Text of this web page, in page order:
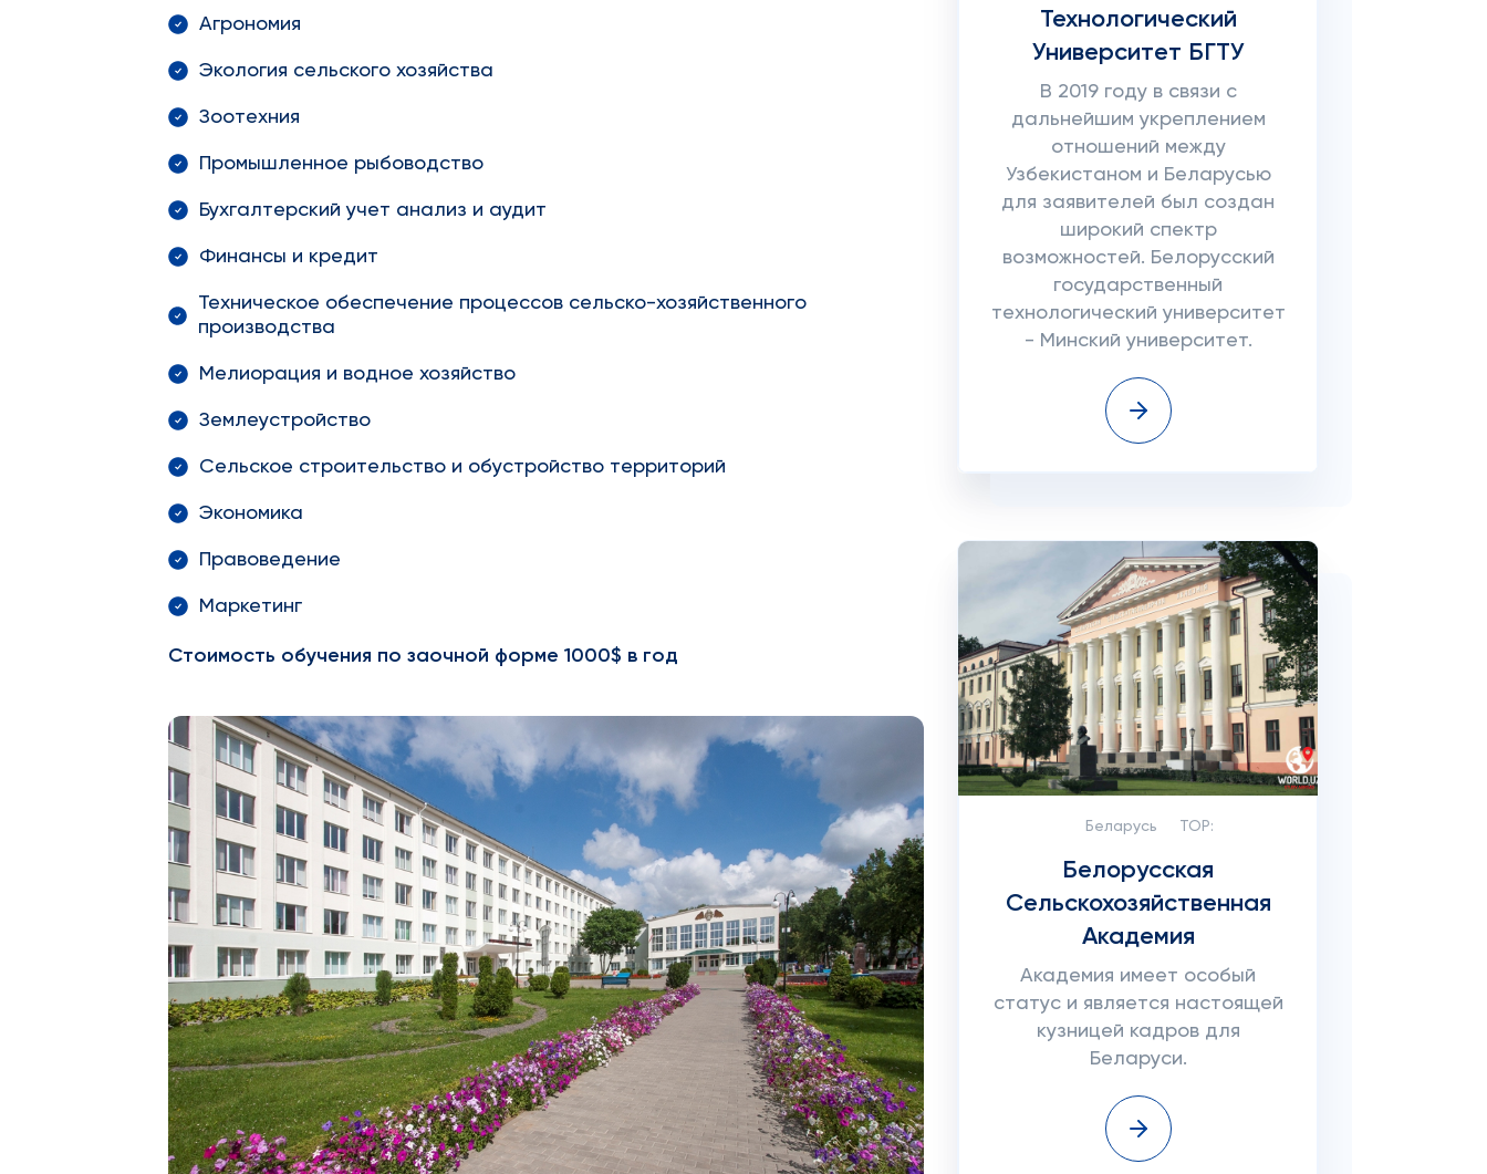
Агрономия
Экология сельского хозяйства
Зоотехния
Промышленное рыбоводство
Бухгалтерский учет анализ и аудит
Финансы и кредит
Техническое обеспечение процессов сельско-хозяйственного
производства
Мелиорация и водное хозяйство
Землеустройство
Сельское строительство и обустройство территорий
Экономика
Правоведение
Маркетинг
Стоимость обучения по заочной форме 1000$ в год
Технологический
Университет БГТУ
В 2019 году в связи с
дальнейшим укреплением
отношений между
Узбекистаном и Беларусью
для заявителей был создан
широкий спектр
возможностей. Белорусский
государственный
технологический университет
- Минский университет.
Беларусь TOP:
Белорусская
Сельскохозяйственная
Академия
Академия имеет особый
статус и является настоящей
кузницей кадров для
Беларуси.